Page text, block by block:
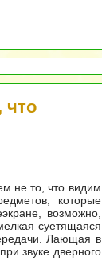
что
не то, что видим
которые
возможно,
суетящаяся
Лающая в
звуке дверного